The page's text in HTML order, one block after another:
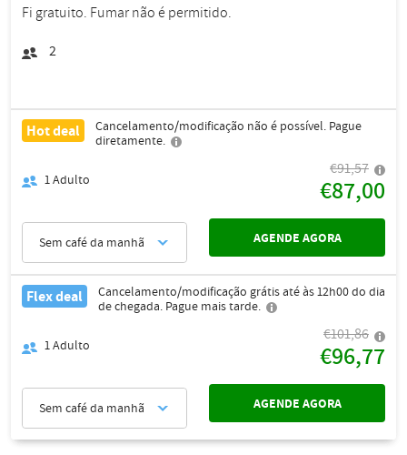
Fi gratuito. Fumar não é permitido.
2
Hot deal
Cancelamento/modificação não é possível. Pague
diretamente.
1Adulto
€91,57
€87,00
Sem café da manhã AGENDE AGORA
Flex deal
Cancelamento/modificação grátis até às 12h00 do dia
de chegada. Pague mais tarde.
1Adulto
€101,86
€96,77
Sem café da manhã AGENDE AGORA